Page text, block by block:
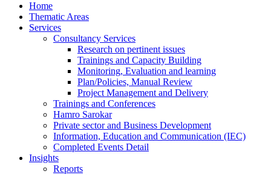
Home
Thematic Areas
Services
Consultancy Services
Research on pertinent issues
Trainings and Capacity Building
Monitoring, Evaluation and learning
Plan/Policies, Manual Review
Project Management and Delivery
Trainings and Conferences
Hamro Sarokar
Private sector and Business Development
Information, Education and Communication (IEC)
Completed Events Detail
Insights
Reports